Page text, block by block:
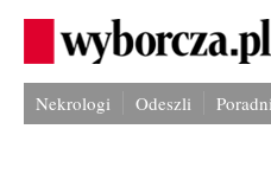
Nekrologi Odeszli